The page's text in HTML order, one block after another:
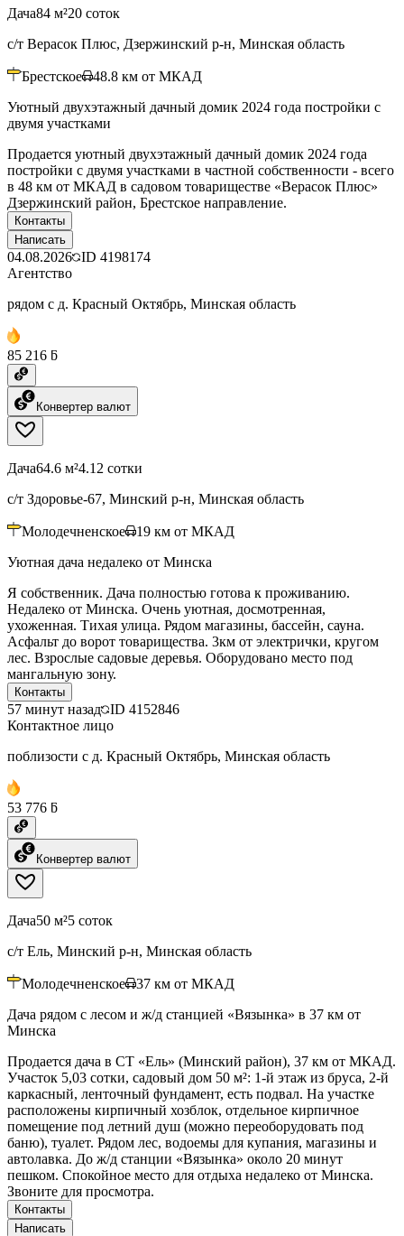
Дача84 м²20 соток
с/т Верасок Плюс, Дзержинский р-н, Минская область
Брестское 48.8 км от МКАД
Уютный двухэтажный дачный домик 2024 года постройки с
двумя участками
Продается уютный двухэтажный дачный домик 2024 года
постройки с двумя участками в частной собственности - всего
в 48 км от МКАД в садовом товариществе «Верасок Плюс»
Дзержинский район, Брестское направление.
Контакты
Написать
04.08.2026 ID 4198174
Агентство
рядом с д. Красный Октябрь, Минская область
85 216 ƃ
Конвертер валют
Дача64.6 м²4.12 сотки
с/т Здоровье-67, Минский р-н, Минская область
Молодечненское 19 км от МКАД
Уютная дача недалеко от Минска
Я собственник. Дача полностью готова к проживанию.
Недалеко от Минска. Очень уютная, досмотренная,
ухоженная. Тихая улица. Рядом магазины, бассейн, сауна.
Асфальт до ворот товарищества. 3км от электрички, кругом
лес. Взрослые садовые деревья. Оборудовано место под
мангальную зону.
Контакты
57 минут назад ID 4152846
Контактное лицо
поблизости с д. Красный Октябрь, Минская область
53 776 ƃ
Конвертер валют
Дача50 м²5 соток
с/т Ель, Минский р-н, Минская область
Молодечненское 37 км от МКАД
Дача рядом с лесом и ж/д станцией «Вязынка» в 37 км от
Минска
Продается дача в СТ «Ель» (Минский район), 37 км от МКАД.
Участок 5,03 сотки, садовый дом 50 м²: 1-й этаж из бруса, 2-й
каркасный, ленточный фундамент, есть подвал. На участке
расположены кирпичный хозблок, отдельное кирпичное
помещение под летний душ (можно переоборудовать под
баню), туалет. Рядом лес, водоемы для купания, магазины и
автолавка. До ж/д станции «Вязынка» около 20 минут
пешком. Спокойное место для отдыха недалеко от Минска.
Звоните для просмотра.
Контакты
Написать